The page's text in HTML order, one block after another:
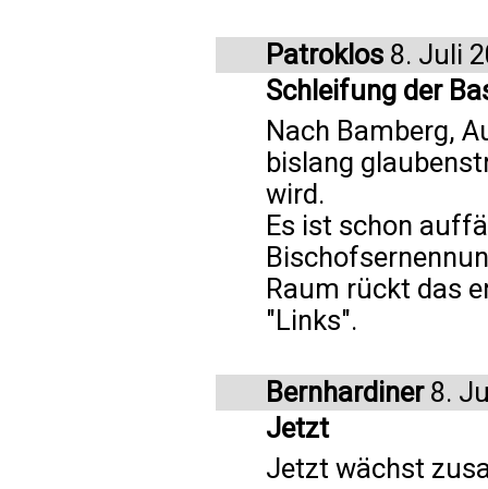
Patroklos 8. Juli
Schleifung der
Nach Bamberg,
bislang
wird.
Es ist schon
Raum rückt das
"Links".
Bernhardiner8.
Jetzt
Jetzt wächst